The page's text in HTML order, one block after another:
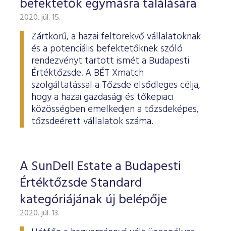
ESG Útmutató
befektetők egymásra találására
2020. júl. 15.
Zártkörű, a hazai feltörekvő vállalatoknak
és a potenciális befektetőknek szóló
rendezvényt tartott ismét a Budapesti
Értéktőzsde. A BÉT Xmatch
szolgáltatással a Tőzsde elsődleges célja,
hogy a hazai gazdasági és tőkepiaci
közösségben emelkedjen a tőzsdeképes,
tőzsdeérett vállalatok száma.
A SunDell Estate a Budapesti
Értéktőzsde Standard
kategóriájának új belépője
2020. júl. 13.